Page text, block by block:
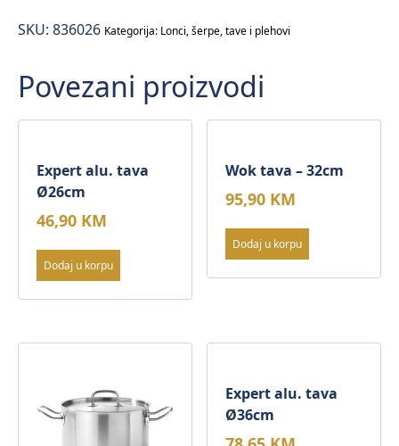
5lt
SKU: 836026 Kategorija: Lonci, šerpe, tave i plehovi
Povezani proizvodi
Expert alu. tava
Ø26cm
46,90 KM
Dodaj u korpu
Wok tava – 32cm
95,90 KM
Dodaj u korpu
Expert alu. tava
Ø36cm